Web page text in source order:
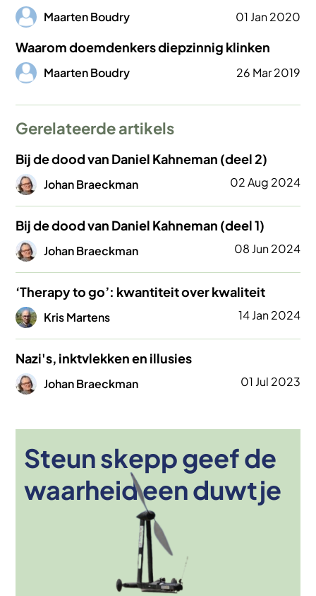
Afbeelding
Maarten Boudry 01 Jan 2020
Waarom doemdenkers diepzinnig klinken
Afbeelding
Maarten Boudry 26 Mar 2019
Gerelateerde artikels
Bij de dood van Daniel Kahneman (deel 2)
AfbeeldingJohan Braeckman 02 Aug 2024
Bij de dood van Daniel Kahneman (deel 1)
AfbeeldingJohan Braeckman 08 Jun 2024
‘Therapy to go’: kwantiteit over kwaliteit
AfbeeldingKris Martens 14 Jan 2024
Nazi's, inktvlekken en illusies
AfbeeldingJohan Braeckman 01 Jul 2023
Steun skepp geef de
waarheid een duwtje
Afbeelding